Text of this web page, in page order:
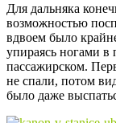
Для дальняка
возможностью
вдвоем было
упираясь ногами в
пассажирском.
не спали, потом
было даже